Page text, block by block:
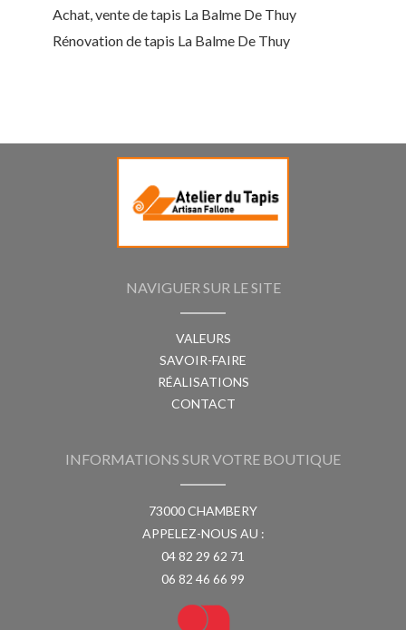
Achat, vente de tapis La Balme De Thuy
Rénovation de tapis La Balme De Thuy
NAVIGUER SUR LE SITE
VALEURS
SAVOIR-FAIRE
RÉALISATIONS
CONTACT
INFORMATIONS SUR VOTRE BOUTIQUE
73000 CHAMBERY
APPELEZ-NOUS AU :
04 82 29 62 71
06 82 46 66 99